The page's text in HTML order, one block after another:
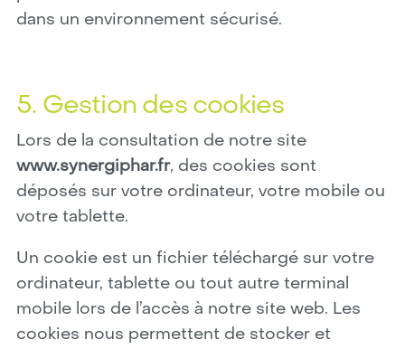
dans un environnement sécurisé.
5. Gestion des cookies
Lors de la consultation de notre site
www.synergiphar.fr, des cookies sont
déposés sur votre ordinateur, votre mobile ou
votre tablette.
Un cookie est un fichier téléchargé sur votre
ordinateur, tablette ou tout autre terminal
mobile lors de l’accès à notre site web. Les
cookies nous permettent de stocker et